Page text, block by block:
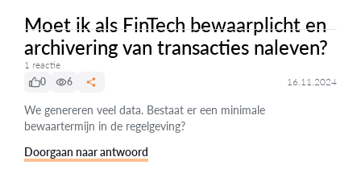
Moet ik als FinTech bewaarplicht en
archivering van transacties naleven?
1 reactie
0
6 16.11.2024
We genereren veel data. Bestaat er een minimale
bewaartermijn in de regelgeving?
Doorgaan naar antwoord